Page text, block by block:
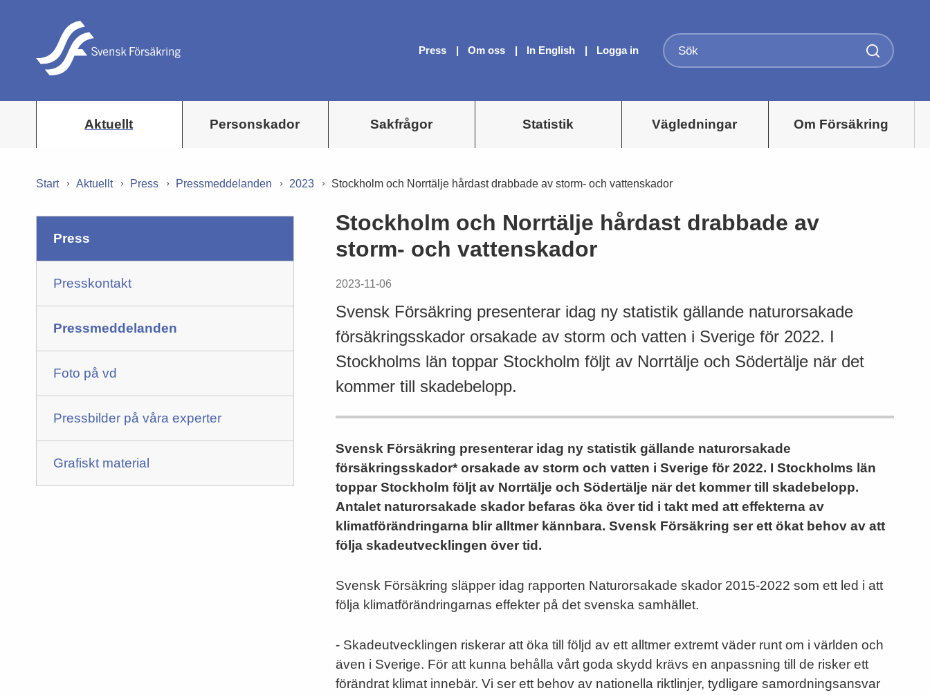
Press Om oss In English Logga in
Aktuellt Personskador Sakfrågor Statistik Vägledningar Om Försäkring
Start Aktuellt Press Pressmeddelanden 2023 Stockholm och Norrtälje hårdast drabbade av storm- och vattenskador
press
Presskontakt
Pressmeddelanden
Foto på vd
Pressbilder på våra experter
Grafiskt material
Stockholm och Norrtälje hårdast drabbade av
storm- och vattenskador
2023-11-06
Svensk Försäkring presenterar idag ny statistik gällande naturorsakade
försäkringsskador orsakade av storm och vatten i Sverige för 2022. I
Stockholms län toppar Stockholm följt av Norrtälje och Södertälje när det
kommer till skadebelopp.
Svensk Försäkring presenterar idag ny statistik gällande naturorsakade
försäkringsskador* orsakade av storm och vatten i Sverige för 2022. I Stockholms län
toppar Stockholm följt av Norrtälje och Södertälje när det kommer till skadebelopp.
Antalet naturorsakade skador befaras öka över tid i takt med att effekterna av
klimatförändringarna blir alltmer kännbara. Svensk Försäkring ser ett ökat behov av att
följa skadeutvecklingen över tid.
Svensk Försäkring släpper idag rapporten Naturorsakade skador 2015-2022 som ett led i att
följa klimatförändringarnas effekter på det svenska samhället.
- Skadeutvecklingen riskerar att öka till följd av ett alltmer extremt väder runt om i världen och
även i Sverige. För att kunna behålla vårt goda skydd krävs en anpassning till de risker ett
förändrat klimat innebär. Vi ser ett behov av nationella riktlinjer, tydligare samordningsansvar